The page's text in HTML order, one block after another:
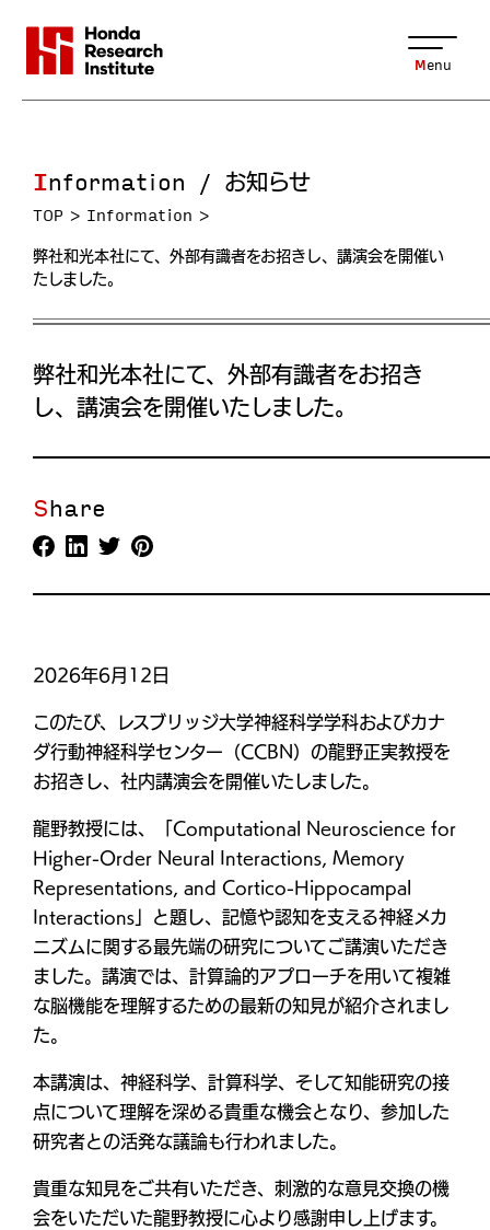
Menu
Information / お知らせ
TOP
Information
弊社和光本社にて、外部有識者をお招きし、講演会を開催い
たしました。
弊社和光本社にて、外部有識者をお招き
し、講演会を開催いたしました。
Share
2026年6月12日
このたび、レスブリッジ大学神経科学学科およびカナ
ダ行動神経科学センター（CCBN）の龍野正実教授を
お招きし、社内講演会を開催いたしました。
龍野教授には、「Computational Neuroscience for
Higher-Order Neural Interactions, Memory
Representations, and Cortico-Hippocampal
Interactions」と題し、記憶や認知を支える神経メカ
ニズムに関する最先端の研究についてご講演いただき
ました。講演では、計算論的アプローチを用いて複雑
な脳機能を理解するための最新の知見が紹介されまし
た。
本講演は、神経科学、計算科学、そして知能研究の接
点について理解を深める貴重な機会となり、参加した
研究者との活発な議論も行われました。
貴重な知見をご共有いただき、刺激的な意見交換の機
会をいただいた龍野教授に心より感謝申し上げます。